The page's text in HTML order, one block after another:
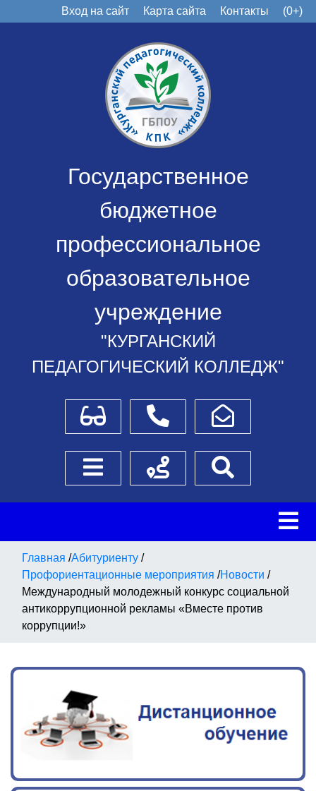
Вход на сайт Карта сайта Контакты (0+)
Государственное
бюджетное
профессиональное
образовательное
учреждение
"КУРГАНСКИЙ
ПЕДАГОГИЧЕСКИЙ КОЛЛЕДЖ"
Для слабовидящихТелефоныНаписать обращение
Боковое менюСхема проезда
Главная /Абитуриенту /
Профориентационные мероприятия /Новости /
Международный молодежный конкурс социальной
антикоррупционной рекламы «Вместе против
коррупции!»